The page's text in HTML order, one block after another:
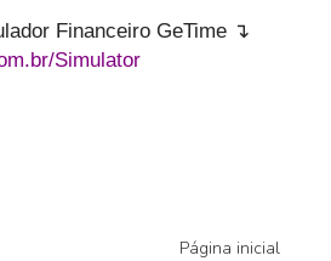
Financeiro GeTime ↴
Simulator
Página inicial